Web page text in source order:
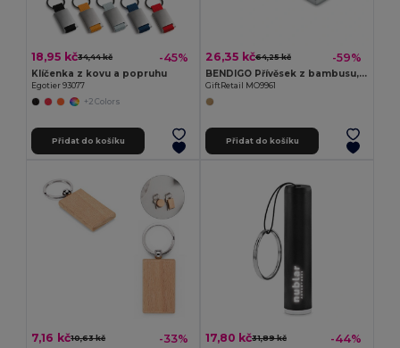
18,95 kč34,44 kč -45%
Klíčenka z kovu a popruhu
Egotier 93077
+2 Colors
Přidat do košíku
26,35 kč64,25 kč -59%
BENDIGO Přívěsek z bambusu, obdelník
GiftRetail MO9961
Přidat do košíku
7,16 kč10,63 kč -33% 17,80 kč31,89 kč -44%